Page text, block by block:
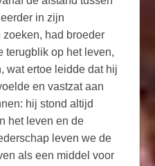
in zijn
had broeder
terugblik op het leven,
wat ertoe leidde dat hij
en vastzat aan
hij stond altijd
het leven en de
leven we de
als een middel voor